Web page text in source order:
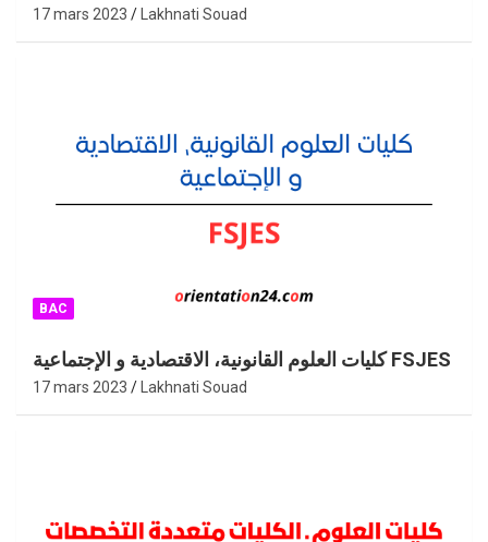
17 mars 2023 Lakhnati Souad
BAC
كليات العلوم القانونية، الاقتصادية و الإجتماعية FSJES
17 mars 2023 Lakhnati Souad